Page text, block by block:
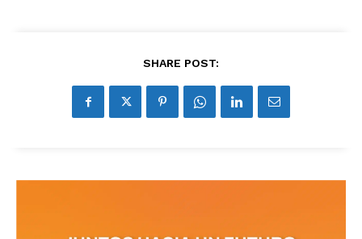
SHARE POST: